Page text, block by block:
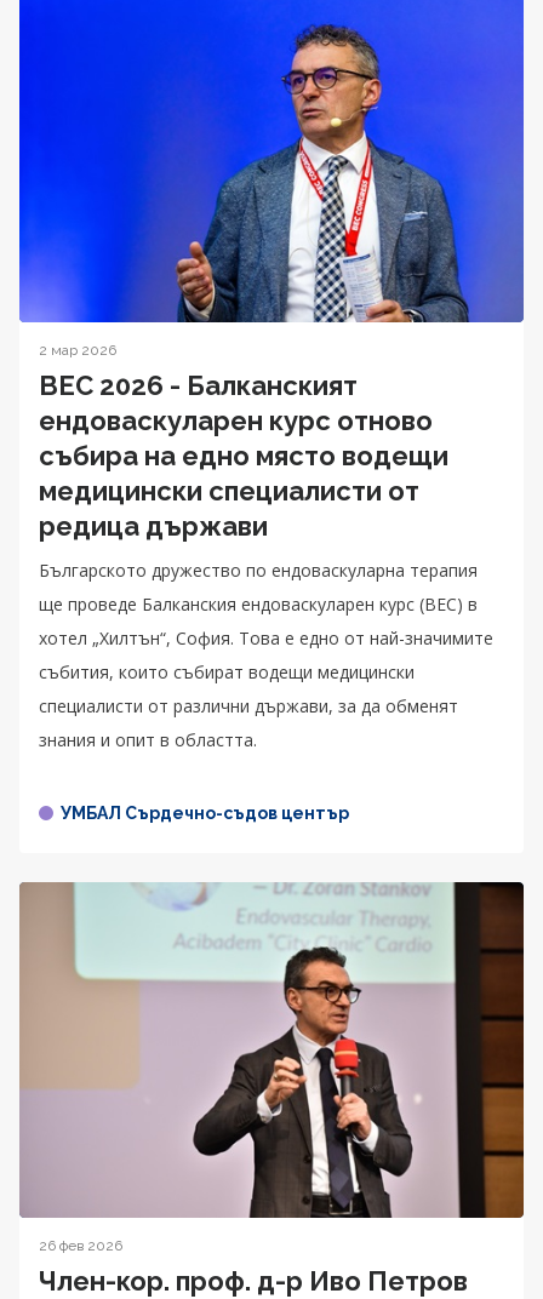
2 мар 2026
BEC 2026 - Балканският
ендоваскуларен курс отново
събира на едно място водещи
медицински специалисти от
редица държави
Българското дружество по ендоваскуларна терапия
ще проведе Балканския ендоваскуларен курс (BEC) в
хотел „Хилтън“, София. Това е едно от най-значимите
събития, които събират водещи медицински
специалисти от различни държави, за да обменят
знания и опит в областта.
УМБАЛ Сърдечно-съдов център
26 фев 2026
Член-кор. проф. д-р Иво Петров